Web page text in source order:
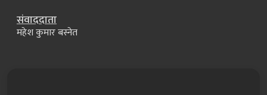
संवाददाता
महेश कुमार बस्नेत